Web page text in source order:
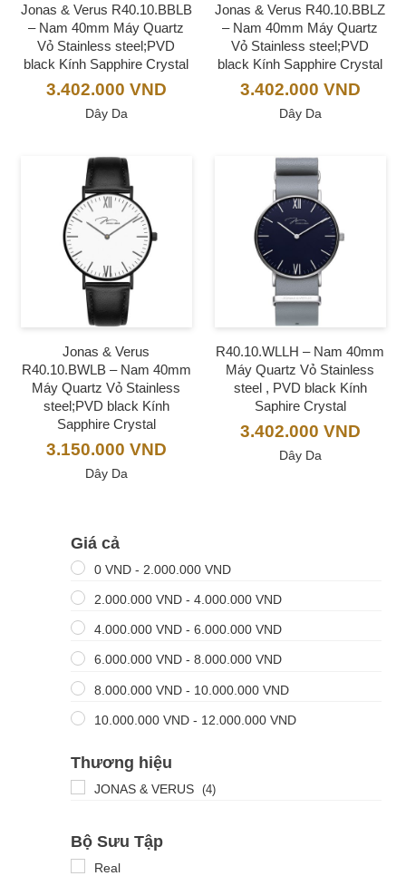
Jonas & Verus R40.10.BBLB
– Nam 40mm Máy Quartz
Vỏ Stainless steel;PVD
black Kính Sapphire Crystal
3.402.000 VND
Dây Da
Jonas & Verus R40.10.BBLZ
– Nam 40mm Máy Quartz
Vỏ Stainless steel;PVD
black Kính Sapphire Crystal
3.402.000 VND
Dây Da
Jonas & Verus
R40.10.BWLB – Nam 40mm
Máy Quartz Vỏ Stainless
steel;PVD black Kính
Sapphire Crystal
3.150.000 VND
Dây Da
R40.10.WLLH – Nam 40mm
Máy Quartz Vỏ Stainless
steel , PVD black Kính
Saphire Crystal
3.402.000 VND
Dây Da
Giá cả
0 VND- 2.000.000 VND
2.000.000 VND- 4.000.000 VND
4.000.000 VND- 6.000.000 VND
6.000.000 VND- 8.000.000 VND
8.000.000 VND- 10.000.000 VND
10.000.000 VND- 12.000.000 VND
Thương hiệu
JONAS & VERUS (4)
Bộ Sưu Tập
Real